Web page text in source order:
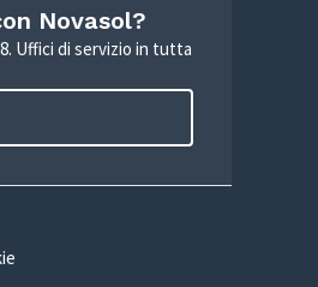
Novasol?
Uffici di servizio in tutta